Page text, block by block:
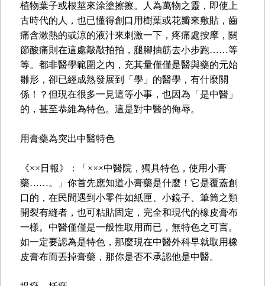
植物葉子或根莖來涂塗擦擦。人為萬物之靈，即使上
古時代的人，也已懂得創口用樹葉或花瓣來敷貼，齒
痛含漱熱的或涼的液汁來刺激一下，疼痛處按摩，關
節酸痛則在這處敲敲拍拍，腿腳抽筋去小步跑……等
等。都非醫學範圍之內，充其量僅僅是醫與藥的元始
雛形，卻已經成熟發展到「學」的醫學，有什麼關
係！？但現在很多一見這等小事，也因為「是中醫」
的，甚至恭維為特色。這是對中醫的侮辱。
用膏藥為突出中醫特色
《××日報》：「×××中醫院，獨具特色，使用小膏
藥……。」你首先應知道小膏藥是什麼！它是覆蓋創
口的，在民間遇到小零件如紙匣、小鏡子、筆筒之類
開裂有縫者，也可粘貼固定，完全和現代的橡皮膏布
一樣。中醫僅僅是一般性取用而已，無特色之可言。
如一定要認為是特色，那麼現在中醫外科早就取用橡
皮膏布而丟掉膏藥，那你是否不承認他是中醫。